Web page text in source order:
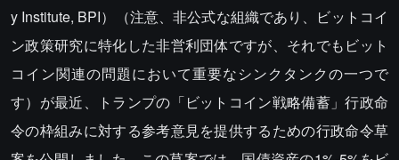
y Institute, BPI）（注意、非公式な組織であり、ビットコイ
ン政策研究に特化した非営利団体ですが、それでもビット
コイン関連の問題において重要なシンクタンクの一つで
す）が最近、トランプの「ビットコイン戦略備蓄」行政命
令の枠組みに対する参考意見を提供するための行政命令草